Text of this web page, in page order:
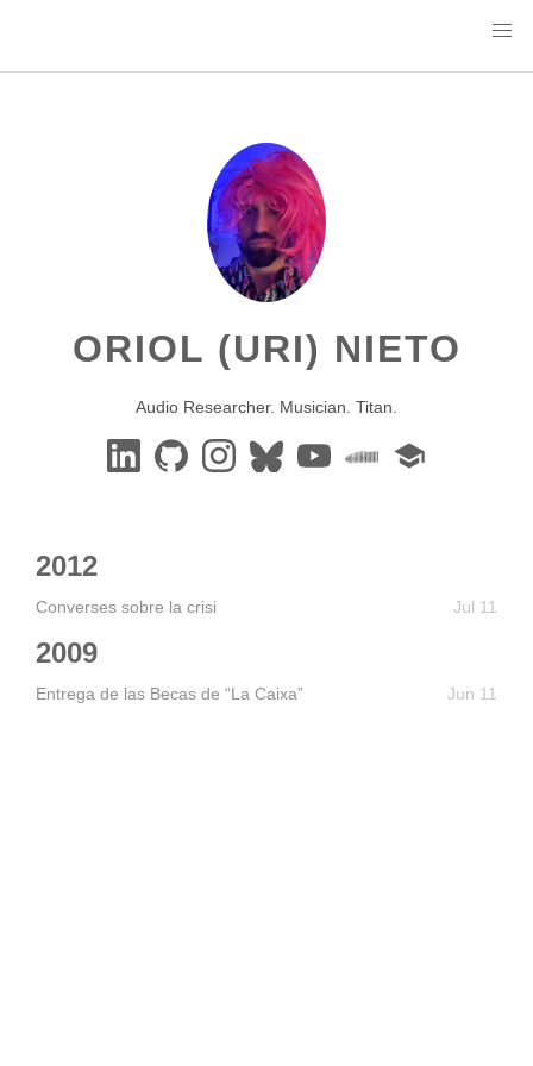
ORIOL (URI) NIETO
Audio Researcher. Musician. Titan.
2012
Converses sobre la crisi Jul 11
2009
Entrega de las Becas de “La Caixa” Jun 11